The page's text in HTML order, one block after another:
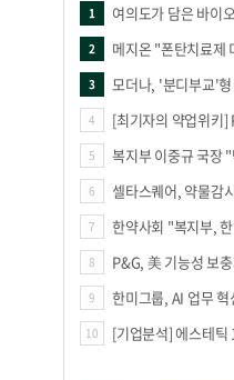
1
2
3
4
5
6
7
8
9
10